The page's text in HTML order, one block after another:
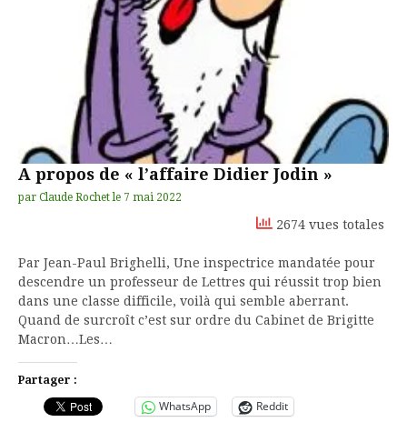
A propos de « l’affaire Didier Jodin »
par Claude Rochet le 7 mai 2022
2674 vues totales
Par Jean-Paul Brighelli, Une inspectrice mandatée pour
descendre un professeur de Lettres qui réussit trop bien
dans une classe difficile, voilà qui semble aberrant.
Quand de surcroît c’est sur ordre du Cabinet de Brigitte
Macron…Les…
Partager :
WhatsApp Reddit